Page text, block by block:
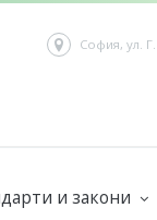
София, ул.
и закони